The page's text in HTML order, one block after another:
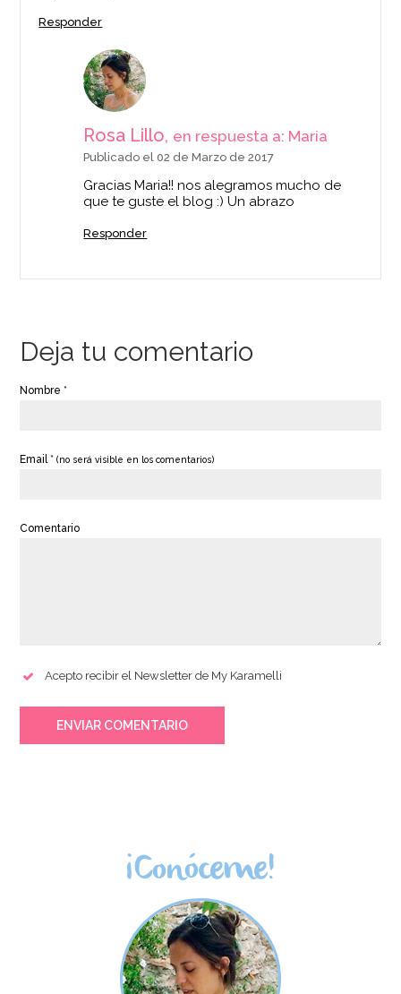
Responder
Rosa Lillo, en respuesta a: Maria
Publicado el 02 de Marzo de 2017
Gracias Maria!! nos alegramos mucho de
que te guste el blog :) Un abrazo
Responder
Deja tu comentario
Nombre *
Email *(no será visible en los comentarios)
Comentario
Acepto recibir el Newsletter de My Karamelli
ENVIAR COMENTARIO
¡Conóceme!